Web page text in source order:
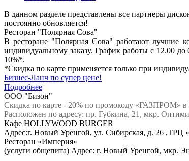
В данном разделе представлены все партнеры
постоянно обновляется!
Ресторан "Полярная Сова"
В ресторане "Полярная Сова" работают лучшие
индивидуальному заказу. График работы с
10%*.
*Скидка по карте применяется только при
Бизнес-Ланч по супер цене!
Подробнее
ООО "Бизон"
Скидка по карте - 20% по промокоду «ГАЗПРОМ» в
Расположен по адресу: пр. Губкина, 21, мкр.
Кафе HOLLYWOOD BURGER
Адрес:г. Новый Уренгой, ул. Сибирская, д. 26 ,ТРЦ
Ресторан «Империя»
(услуги общепита) Адрес: г. Новый Уренгой, мкр.